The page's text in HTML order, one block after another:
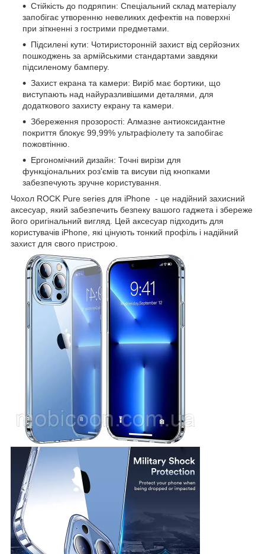
Стійкість до подряпин: Спеціальний склад матеріалу
запобігає утворенню невеликих дефектів на поверхні
при зіткненні з гострими предметами.
Підсилені кути: Чотиристоронній захист від серйозних
пошкоджень за армійськими стандартами завдяки
підсиленому бамперу.
Захист екрана та камери: Виріб має бортики, що
виступають над найуразливішими деталями, для
додаткового захисту екрану та камери.
Збереження прозорості: Алмазне антиоксидантне
покриття блокує 99,99% ультрафіолету та запобігає
пожовтінню.
Ергономічний дизайн: Точні вирізи для
функціональних роз'ємів та висуви під кнопками
забезпечують зручне користування.
Чохол ROCK Pure series для iPhone - це надійний захисний
аксесуар, який забезпечить безпеку вашого гаджета і збереже
його оригінальний вигляд. Цей аксесуар підходить для
користувачів iPhone, які цінують тонкий профіль і надійний
захист для свого пристрою.